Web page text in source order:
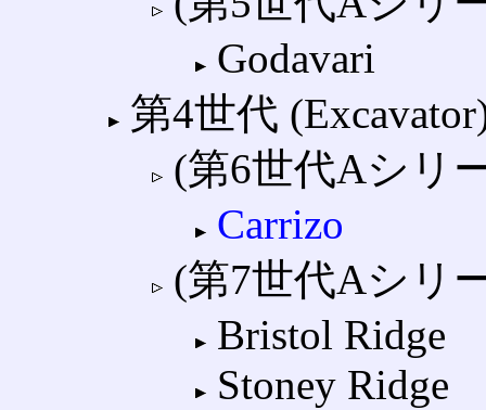
Godavari
第4世代
(第6世代Aシリ
Carrizo
(第7世代Aシリ
Bristol Ridge
Stoney Ridge